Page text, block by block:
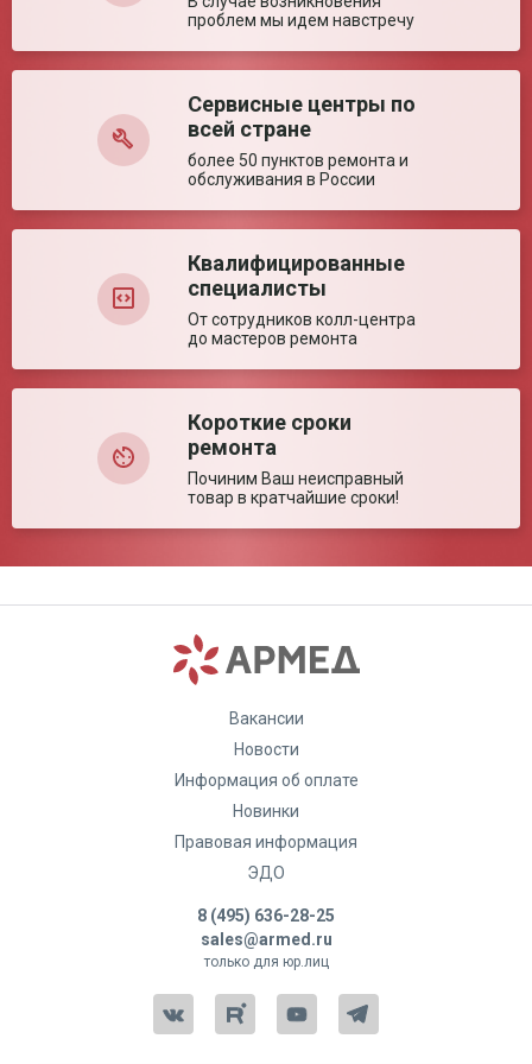
8 мл
Ключевые преимущества
Особенности
Мощная классическая модель в компактном
размере обеспечивает эффективное
комплектацией и простым управлением
Оставить отзыв
проблем мы идем навстречу
Сервисные центры по
всей стране
более 50 пунктов ремонта и
обслуживания в России
Квалифицированные
специалисты
От сотрудников колл-центра
до мастеров ремонта
Короткие сроки
ремонта
Починим Ваш неисправный
товар в кратчайшие сроки!
Вакансии
Новости
Информация об оплате
Новинки
Правовая информация
ЭДО
8 (495) 636-28-25
sales@armed.ru
только для юр.лиц